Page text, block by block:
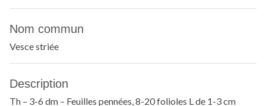
Nom commun
Vesce striée
Description
Th – 3-6 dm – Feuilles pennées, 8-20 folioles L de 1-3 cm